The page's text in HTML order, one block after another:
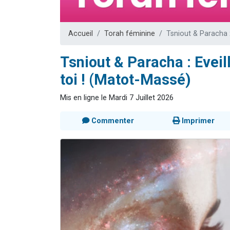
6
2
10
Il reste
3
Accueil Torah féminine Tsniout &
Tsniout & Paracha :
toi ! (Matot-Massé)
Mis en ligne le Mardi 7 Juillet 2026
Commenter Imprimer